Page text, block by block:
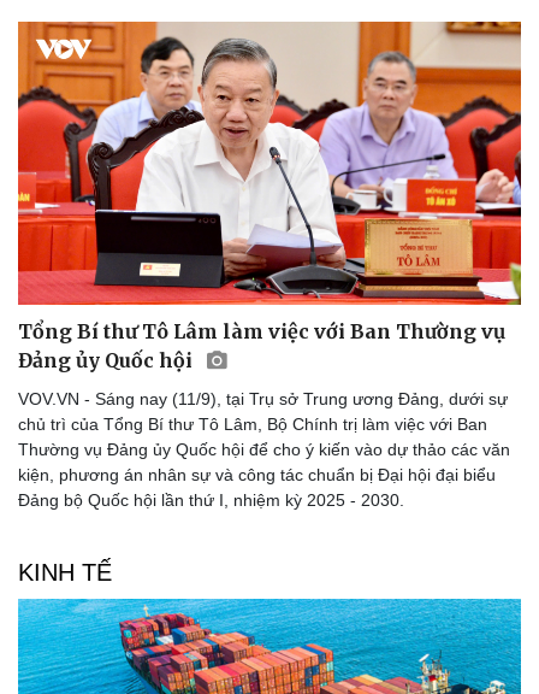
Tổng Bí thư Tô Lâm làm việc với Ban Thường vụ
Đảng ủy Quốc hội
VOV.VN - Sáng nay (11/9), tại Trụ sở Trung ương Đảng, dưới sự
chủ trì của Tổng Bí thư Tô Lâm, Bộ Chính trị làm việc với Ban
Thường vụ Đảng ủy Quốc hội để cho ý kiến vào dự thảo các văn
kiện, phương án nhân sự và công tác chuẩn bị Đại hội đại biểu
Đảng bộ Quốc hội lần thứ I, nhiệm kỳ 2025 - 2030.
KINH TẾ